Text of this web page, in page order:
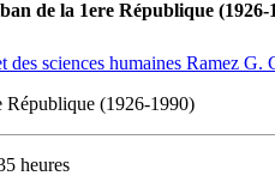
de la 1ere République (1926-
des sciences humaines Ramez G.
République (1926-1990)
heures